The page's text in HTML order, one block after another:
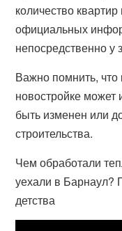
количество
официальных
непосредственно у
Важно помнить, что
новостройке может
быть изменен или
строительства.
Чем обработали
уехали в Барнаул?
детства